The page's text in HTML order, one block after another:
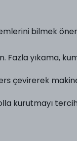
bilmek
Fazla yıkama,
çevirerek
kurutmayı